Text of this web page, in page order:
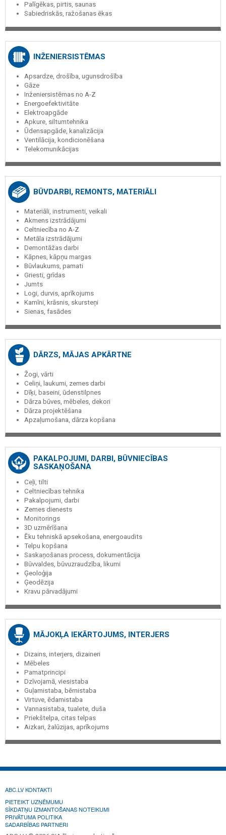
Palīgēkas, pirtis, saunas
Sabiedriskās, ražošanas ēkas
INŽENIERSISTĒMAS
Apsardze, drošība, ugunsdrošība
Gāze
Inženiersistēmas no A-Z
Energoefektivitāte
Elektroapgāde
Apkure, siltumtehnika
Ūdensapgāde, kanalizācija
Ventilācija, kondicionēšana
Telekomunikācijas
BŪVDARBI, REMONTS, MATERIĀLI
Materiāli, instrumenti, veikali
Akmens izstrādājumi
Celtniecība no A-Z
Metāla izstrādājumi
Demontāžas darbi
Kāpnes, kāpņu margas
Būvlaukums, pamati
Griesti, grīdas
Jumts
Logi, durvis, aprīkojums
Kamīni, krāsnis, skursteņi
Sienas, fasādes
DĀRZS, MĀJAS APKĀRTNE
Žogi, vārti
Celiņi, laukumi, zemes darbi
Dīķi, baseini, ūdenstilpnes
Dārza būves, mēbeles, dekori
Dārza projektēšana
Apzaļumošana, dārza kopšana
PAKALPOJUMI, DARBI, BŪVNIECĪBAS
SASKAŅOŠANA
Ceļi, tilti
Celtniecības tehnika
Pakalpojumi, darbi
Zemes dienests
Monitorings
3D uzmērīšana
Ēku tehniskā apsekošana, energoaudits
Telpu kopšana
Saskaņošanas process, dokumentācija
Būvvaldes, būvuzraudzība, likumi
Ģeoloģija
Ģeodēzija
Kravu pārvadājumi
MĀJOKĻA IEKĀRTOJUMS, INTERJERS
Dizains, interjers, dizaineri
Mēbeles
Pamatprincipi
Dzīvojamā, viesistaba
Guļamistaba, bērnistaba
Virtuve, ēdamistaba
Vannasistaba, tualete, duša
Priekštelpa, citas telpas
Aizkari, žalūzijas, aprīkojums
ABC.LV KONTAKTI
PIETEIKT UZŅĒMUMU
SĪKDATŅU IZMANTOŠANAS NOTEIKUMI
PRIVĀTUMA POLITIKA
SADARBĪBAS PARTNERI